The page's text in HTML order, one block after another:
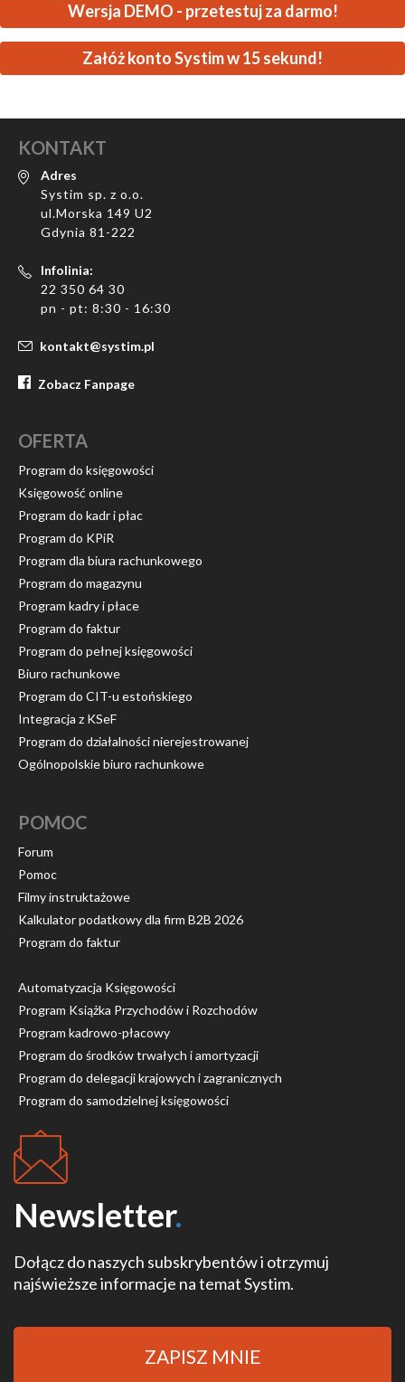
Wersja DEMO - przetestuj za darmo!
Załóż konto Systim w 15 sekund!
KONTAKT
Adres
Systim sp. z o.o.
ul.Morska 149 U2
Gdynia 81-222
Infolinia:
22 350 64 30
pn - pt: 8:30 - 16:30
kontakt@systim.pl
Zobacz Fanpage
OFERTA
Program do księgowości
Księgowość online
Program do kadr i płac
Program do KPiR
Program dla biura rachunkowego
Program do magazynu
Program kadry i płace
Program do faktur
Program do pełnej księgowości
Biuro rachunkowe
Program do CIT-u estońskiego
Integracja z KSeF
Program do działalności nierejestrowanej
Ogólnopolskie biuro rachunkowe
POMOC
Forum
Pomoc
Filmy instruktażowe
Kalkulator podatkowy dla firm B2B 2026
Program do faktur
Automatyzacja Księgowości
Program Książka Przychodów i Rozchodów
Program kadrowo-płacowy
Program do środków trwałych i amortyzacji
Program do delegacji krajowych i zagranicznych
Program do samodzielnej księgowości
Newsletter.
Dołącz do naszych subskrybentów i otrzymuj
najświeższe informacje na temat Systim.
ZAPISZ MNIE